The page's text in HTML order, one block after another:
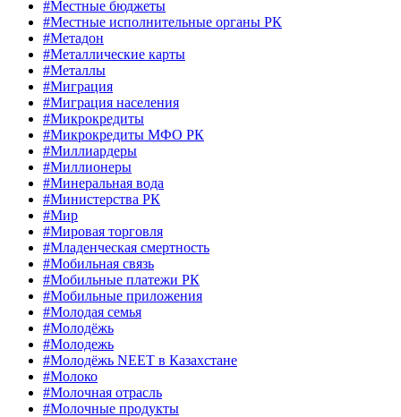
#Местные бюджеты
#Местные исполнительные органы РК
#Метадон
#Металлические карты
#Металлы
#Миграция
#Миграция населения
#Микрокредиты
#Микрокредиты МФО РК
#Миллиардеры
#Миллионеры
#Минеральная вода
#Министерства РК
#Мир
#Мировая торговля
#Младенческая смертность
#Мобильная связь
#Мобильные платежи РК
#Мобильные приложения
#Молодая семья
#Молодёжь
#Молодежь
#Молодёжь NEET в Казахстане
#Молоко
#Молочная отрасль
#Молочные продукты